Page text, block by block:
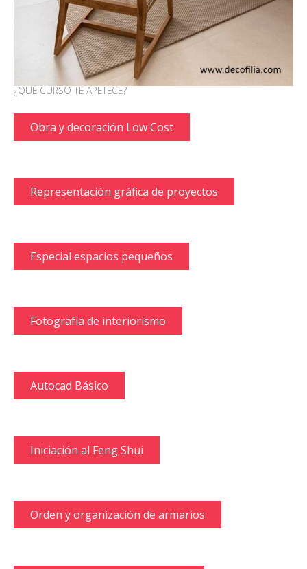
¿QUÉ CURSO TE APETECE?
Obra y decoración Low Cost
Representación gráfica de proyectos
Especial espacios pequeños
Fotografía de interiorismo
Autocad Básico
Iniciación al Feng Shui
Orden y organización de armarios